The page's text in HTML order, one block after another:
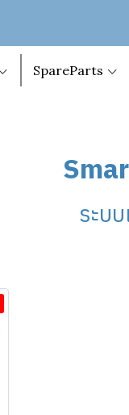
SpareParts
ระบ